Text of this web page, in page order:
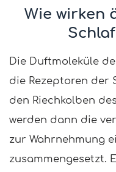
Wie wirken
Die Duftmoleküle
die Rezeptoren der
den Riechkolben
werden dann die
zur Wahrnehmung
zusammengesetzt.